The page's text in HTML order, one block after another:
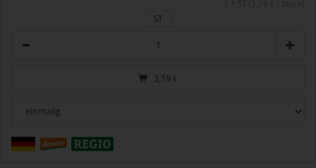
ST
3,19 €